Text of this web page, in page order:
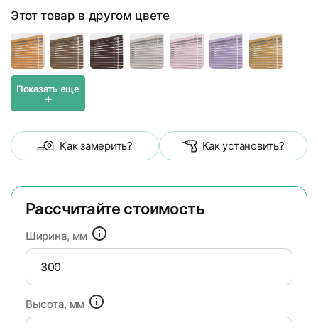
Этот товар в другом цвете
Показать еще
+
Как замерить? Как установить?
Рассчитайте стоимость
Ширина, мм
Высота, мм